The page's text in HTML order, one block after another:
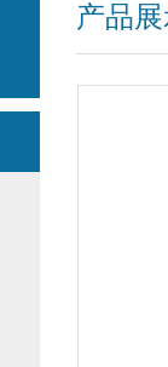
产品